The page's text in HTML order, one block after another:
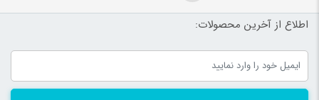
اطلاع از آخرین محصولات: